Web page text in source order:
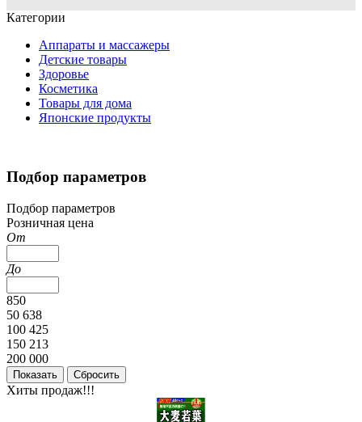
Категории
Аппараты и массажеры
Детские товары
Здоровье
Косметика
Товары для дома
Японские продукты
Подбор параметров
Подбор параметров
Розничная цена
От
До
850
50 638
100 425
150 213
200 000
Хиты продаж!!!